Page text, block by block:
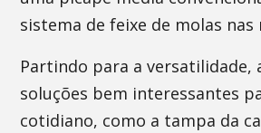
sistema de feixe de molas
Partindo para a versatilidade,
soluções bem interessantes
cotidiano, como a tampa da